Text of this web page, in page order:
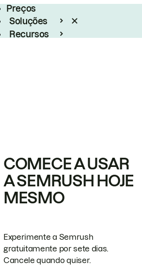
Preços
Soluções
Recursos
COMECE A USAR
A SEMRUSH HOJE
MESMO
Experimente a Semrush
gratuitamente por sete dias.
Cancele quando quiser.